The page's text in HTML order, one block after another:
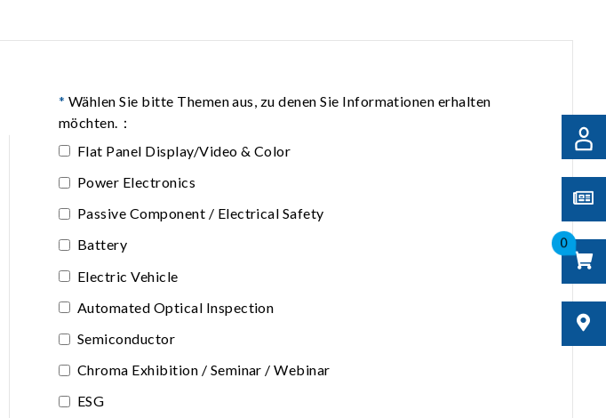
0
* Wählen Sie bitte Themen aus, zu denen Sie Informationen erhalten
möchten.：
Flat Panel Display/Video & Color
Power Electronics
Passive Component / Electrical Safety
Battery
Electric Vehicle
Automated Optical Inspection
Semiconductor
Chroma Exhibition / Seminar / Webinar
ESG